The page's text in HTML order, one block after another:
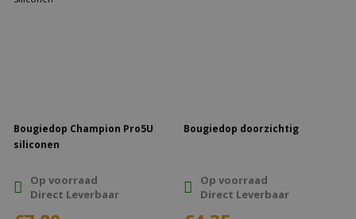
Bougiedop Champion Pro5U
siliconen
Op voorraad
Direct Leverbaar
Bougiedop doorzichtig
Op voorraad
Direct Leverbaar